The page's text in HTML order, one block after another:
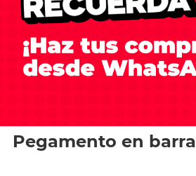
Pegamento en barra